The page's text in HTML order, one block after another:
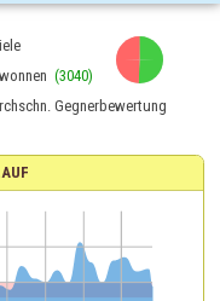
(3040)
Gegnerbewertung